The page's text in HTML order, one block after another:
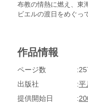
布教の情熱に燃え、東
ビエルの渡日をめぐっ
1564年と翌65年。三
作品情報
ページ数
出版社
平
提供開始日